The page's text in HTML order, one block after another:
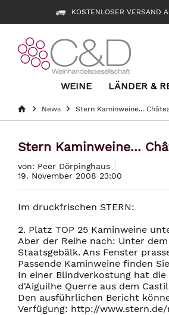
KOSTENLOSER VERSAND
WEINE LÄNDER &
News Stern Kaminweine...
Stern Kaminweine...
von: Peer Dörpinghaus
19. November 2008 23:00
Im druckfrischen STERN:
2. Platz TOP 25 Kaminweine
Aber der Reihe nach: Unter
Staatsgebälk. Ans Fenster
Passende Kaminweine finden
In einer Blindverkostung hat
d'Aiguilhe Querre aus dem
Den ausführlichen Bericht
Verfügung: http://